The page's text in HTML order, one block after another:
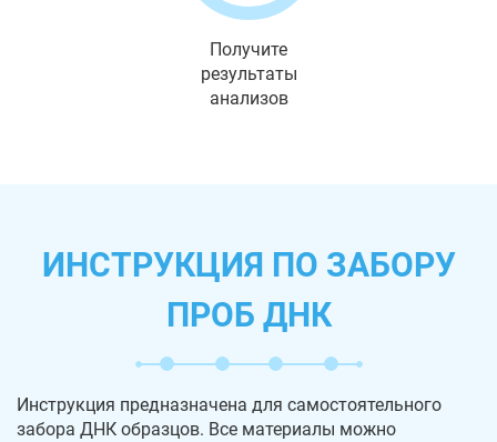
Получите
результаты
анализов
ИНСТРУКЦИЯ ПО ЗАБОРУ
ПРОБ ДНК
Инструкция предназначена для самостоятельного
забора ДНК образцов. Все материалы можно